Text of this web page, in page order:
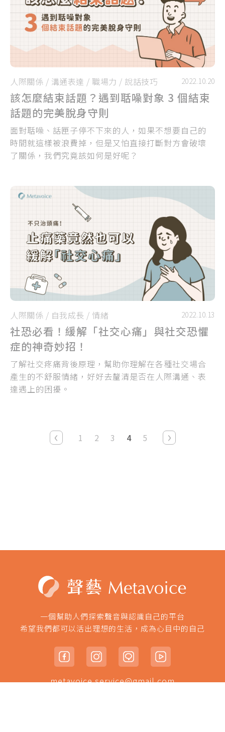
人際關係 / 溝通表達 / 職場力 / 說話技巧 2022.10.20
該怎麼結束話題？遇到聒噪對象 3 個結束
話題的完美脫身守則
面對聒噪、話匣子停不下來的人，如果不想要自己的
時間就這樣被浪費掉，但是又怕直接打斷對方會破壞
了關係，我們究竟該如何是好呢？
人際關係 / 自我成長 / 情緒 2022.10.13
社恐必看！緩解「社交心痛」與社交恐懼
症的神奇妙招！
了解社交疼痛背後原理，幫助你理解在各種社交場合
產生的不舒服情緒，好好去釐清是否在人際溝通、表
達遇上的困擾。
‹ 1 2 3 4 5 ›
一個幫助人們探索聲音與認識自己的平台
希望我們都可以活出理想的生活，成為心目中的自己
metavoice.service@gmail.com